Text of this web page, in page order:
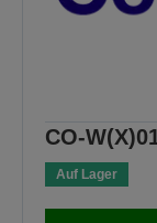
CO-
Auf Lager